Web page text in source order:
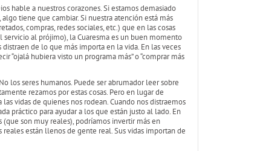
hable a nuestros corazones. Si estamos demasiado
tiene que cambiar. Si nuestra atención está más
compras, redes sociales, etc.) que en las cosas
al prójimo), la Cuaresma es un buen momento
de lo que más importa en la vida. En las veces
“ojalá hubiera visto un programa más” o “comprar más
los seres humanos. Puede ser abrumador leer sobre
rezamos por estas cosas. Pero en lugar de
vidas de quienes nos rodean. Cuando nos distraemos
práctico para ayudar a los que están justo al lado. En
son muy reales), podríamos invertir más en
reales están llenos de gente real. Sus vidas importan de